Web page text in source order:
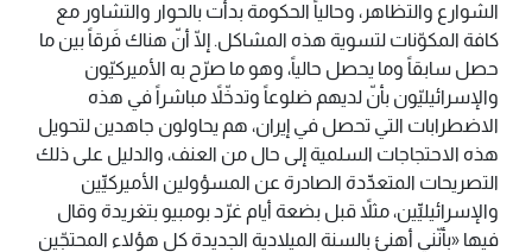
الشوارع والتظاهر، وحالياً الحكومة بدأت بالحوار والتشاور مع
كافة المكوّنات لتسوية هذه المشاكل. إلّا أنّ هناك فَرقاً بين ما
حصل سابقاً وما يحصل حالياً، وهو ما صرّح به الأميركيّون
والإسرائيليّون بأنّ لديهم ضلوعاً وتدخّلاً مباشراً في هذه
الاضطرابات التي تحصل في إيران، هم يحاولون جاهدين لتحويل
هذه الاحتجاجات السلمية إلى حال من العنف، والدليل على ذلك
التصريحات المتعدِّدة الصادرة عن المسؤولين الأميركيِّين
والإسرائيليِّين، مثلاً قبل بضعة أيام غرّد بومبيو بتغريدة وقال
فيها «بأنّني أهنئ بالسنة الميلادية الجديدة كل هؤلاء المحتجّين